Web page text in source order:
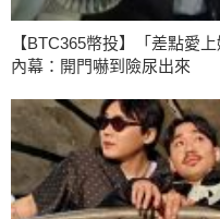
【BTC365幣投】「差點愛
內幕：開門嚇到險尿出來